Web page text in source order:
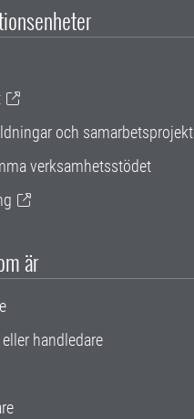
och samarbetsprojekt
verksamhetsstödet
är
handledare